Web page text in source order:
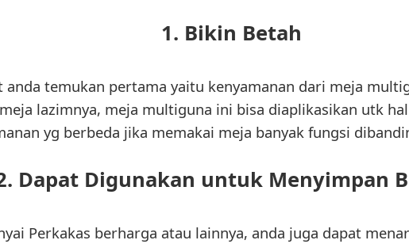
1. Bikin Betah
anda temukan pertama yaitu kenyamanan dari meja
lazimnya, meja multiguna ini bisa diaplikasikan utk
yg berbeda jika memakai meja banyak fungsi
Dapat Digunakan untuk Menyimpan
Perkakas berharga atau lainnya, anda juga dapat